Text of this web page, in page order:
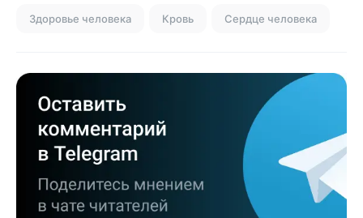
Здоровье человека Кровь Сердце человека